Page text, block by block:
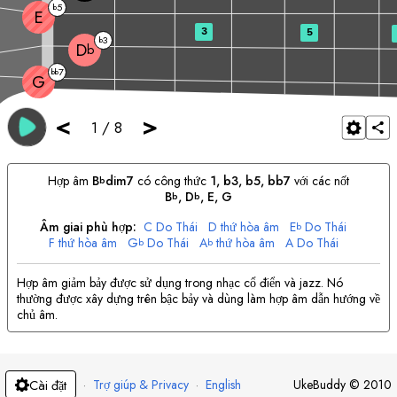
< 1 / 8 >
G bb7
Db
b3
E b5
3 5
Hợp âm Bbdim7 có công thức 1, b3, b5, bb7 với các nốt
Bb, Db, E, G
Âm giai phù hợp: C Do Thái D thứ hòa âm Eb Do Thái
F thứ hòa âm Gb Do Thái Ab thứ hòa âm A Do Thái
B thứ hòa âm
Hợp âm giảm bảy được sử dụng trong nhạc cổ điển và jazz. Nó
thường được xây dựng trên bậc bảy và dùng làm hợp âm dẫn hướng về
chủ âm.
Cài đặt · Trợ giúp & Privacy · English UkeBuddy © 2010